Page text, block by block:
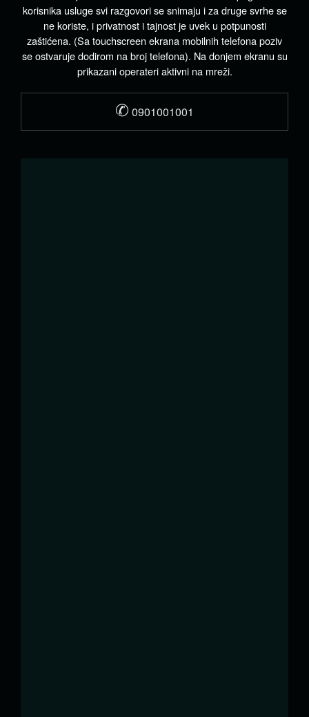
korisnika usluge svi razgovori se snimaju i za druge svrhe se
ne koriste, i privatnost i tajnost je uvek u potpunosti
zaštićena. (Sa touchscreen ekrana mobilnih telefona poziv
se ostvaruje dodirom na broj telefona). Na donjem ekranu su
prikazani operateri aktivni na mreži.
✆ 0901001001